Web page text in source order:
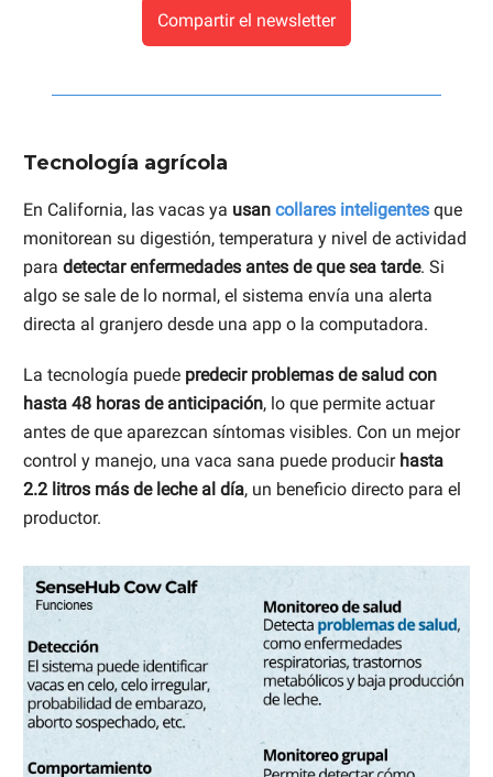
Compartir el newsletter
Tecnología agrícola
En California, las vacas ya usan collares inteligentes que
monitorean su digestión, temperatura y nivel de actividad
para detectar enfermedades antes de que sea tarde. Si
algo se sale de lo normal, el sistema envía una alerta
directa al granjero desde una app o la computadora.
La tecnología puede predecir problemas de salud con
hasta 48 horas de anticipación, lo que permite actuar
antes de que aparezcan síntomas visibles. Con un mejor
control y manejo, una vaca sana puede producir hasta
2.2 litros más de leche al día, un beneficio directo para el
productor.